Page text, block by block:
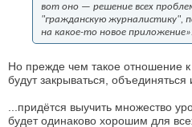
вот оно — решение всех
"гражданскую
на какое-то новое приложение».
Но прежде чем такое отношение
будут закрываться,
...придётся выучить множество
будет одинаково хорошим для